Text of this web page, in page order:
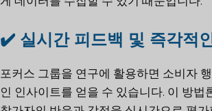
✔️ 실시간 피드백 및 즉각적
포커스 그룹을 연구에 활용하면 소비자
인 인사이트를 얻을 수 있습니다. 이 방법